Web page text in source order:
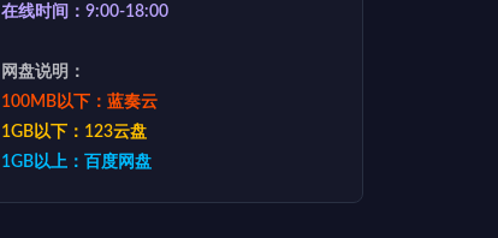
在线时间：9:00-18:00
网盘说明：
100MB以下：蓝奏云
1GB以下：123云盘
1GB以上：百度网盘